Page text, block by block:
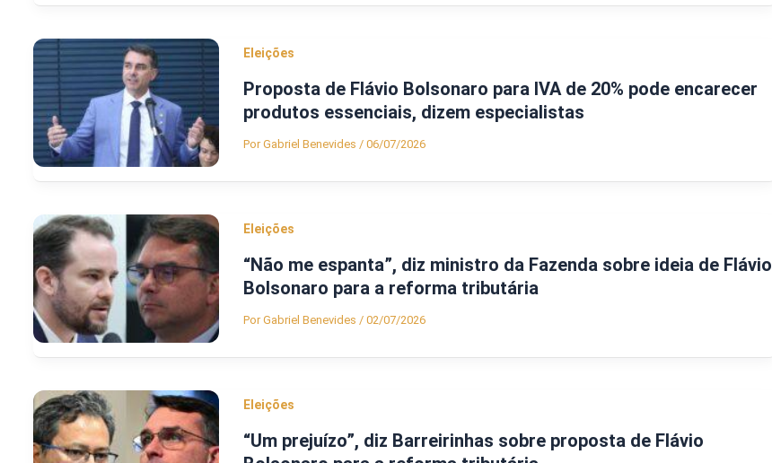
Eleições
Proposta de Flávio Bolsonaro para IVA de 20% pode encarecer
produtos essenciais, dizem especialistas
PorGabriel Benevides / 06/07/2026
Eleições
“Não me espanta”, diz ministro da Fazenda sobre ideia de Flávio
Bolsonaro para a reforma tributária
PorGabriel Benevides / 02/07/2026
Eleições
“Um prejuízo”, diz Barreirinhas sobre proposta de Flávio